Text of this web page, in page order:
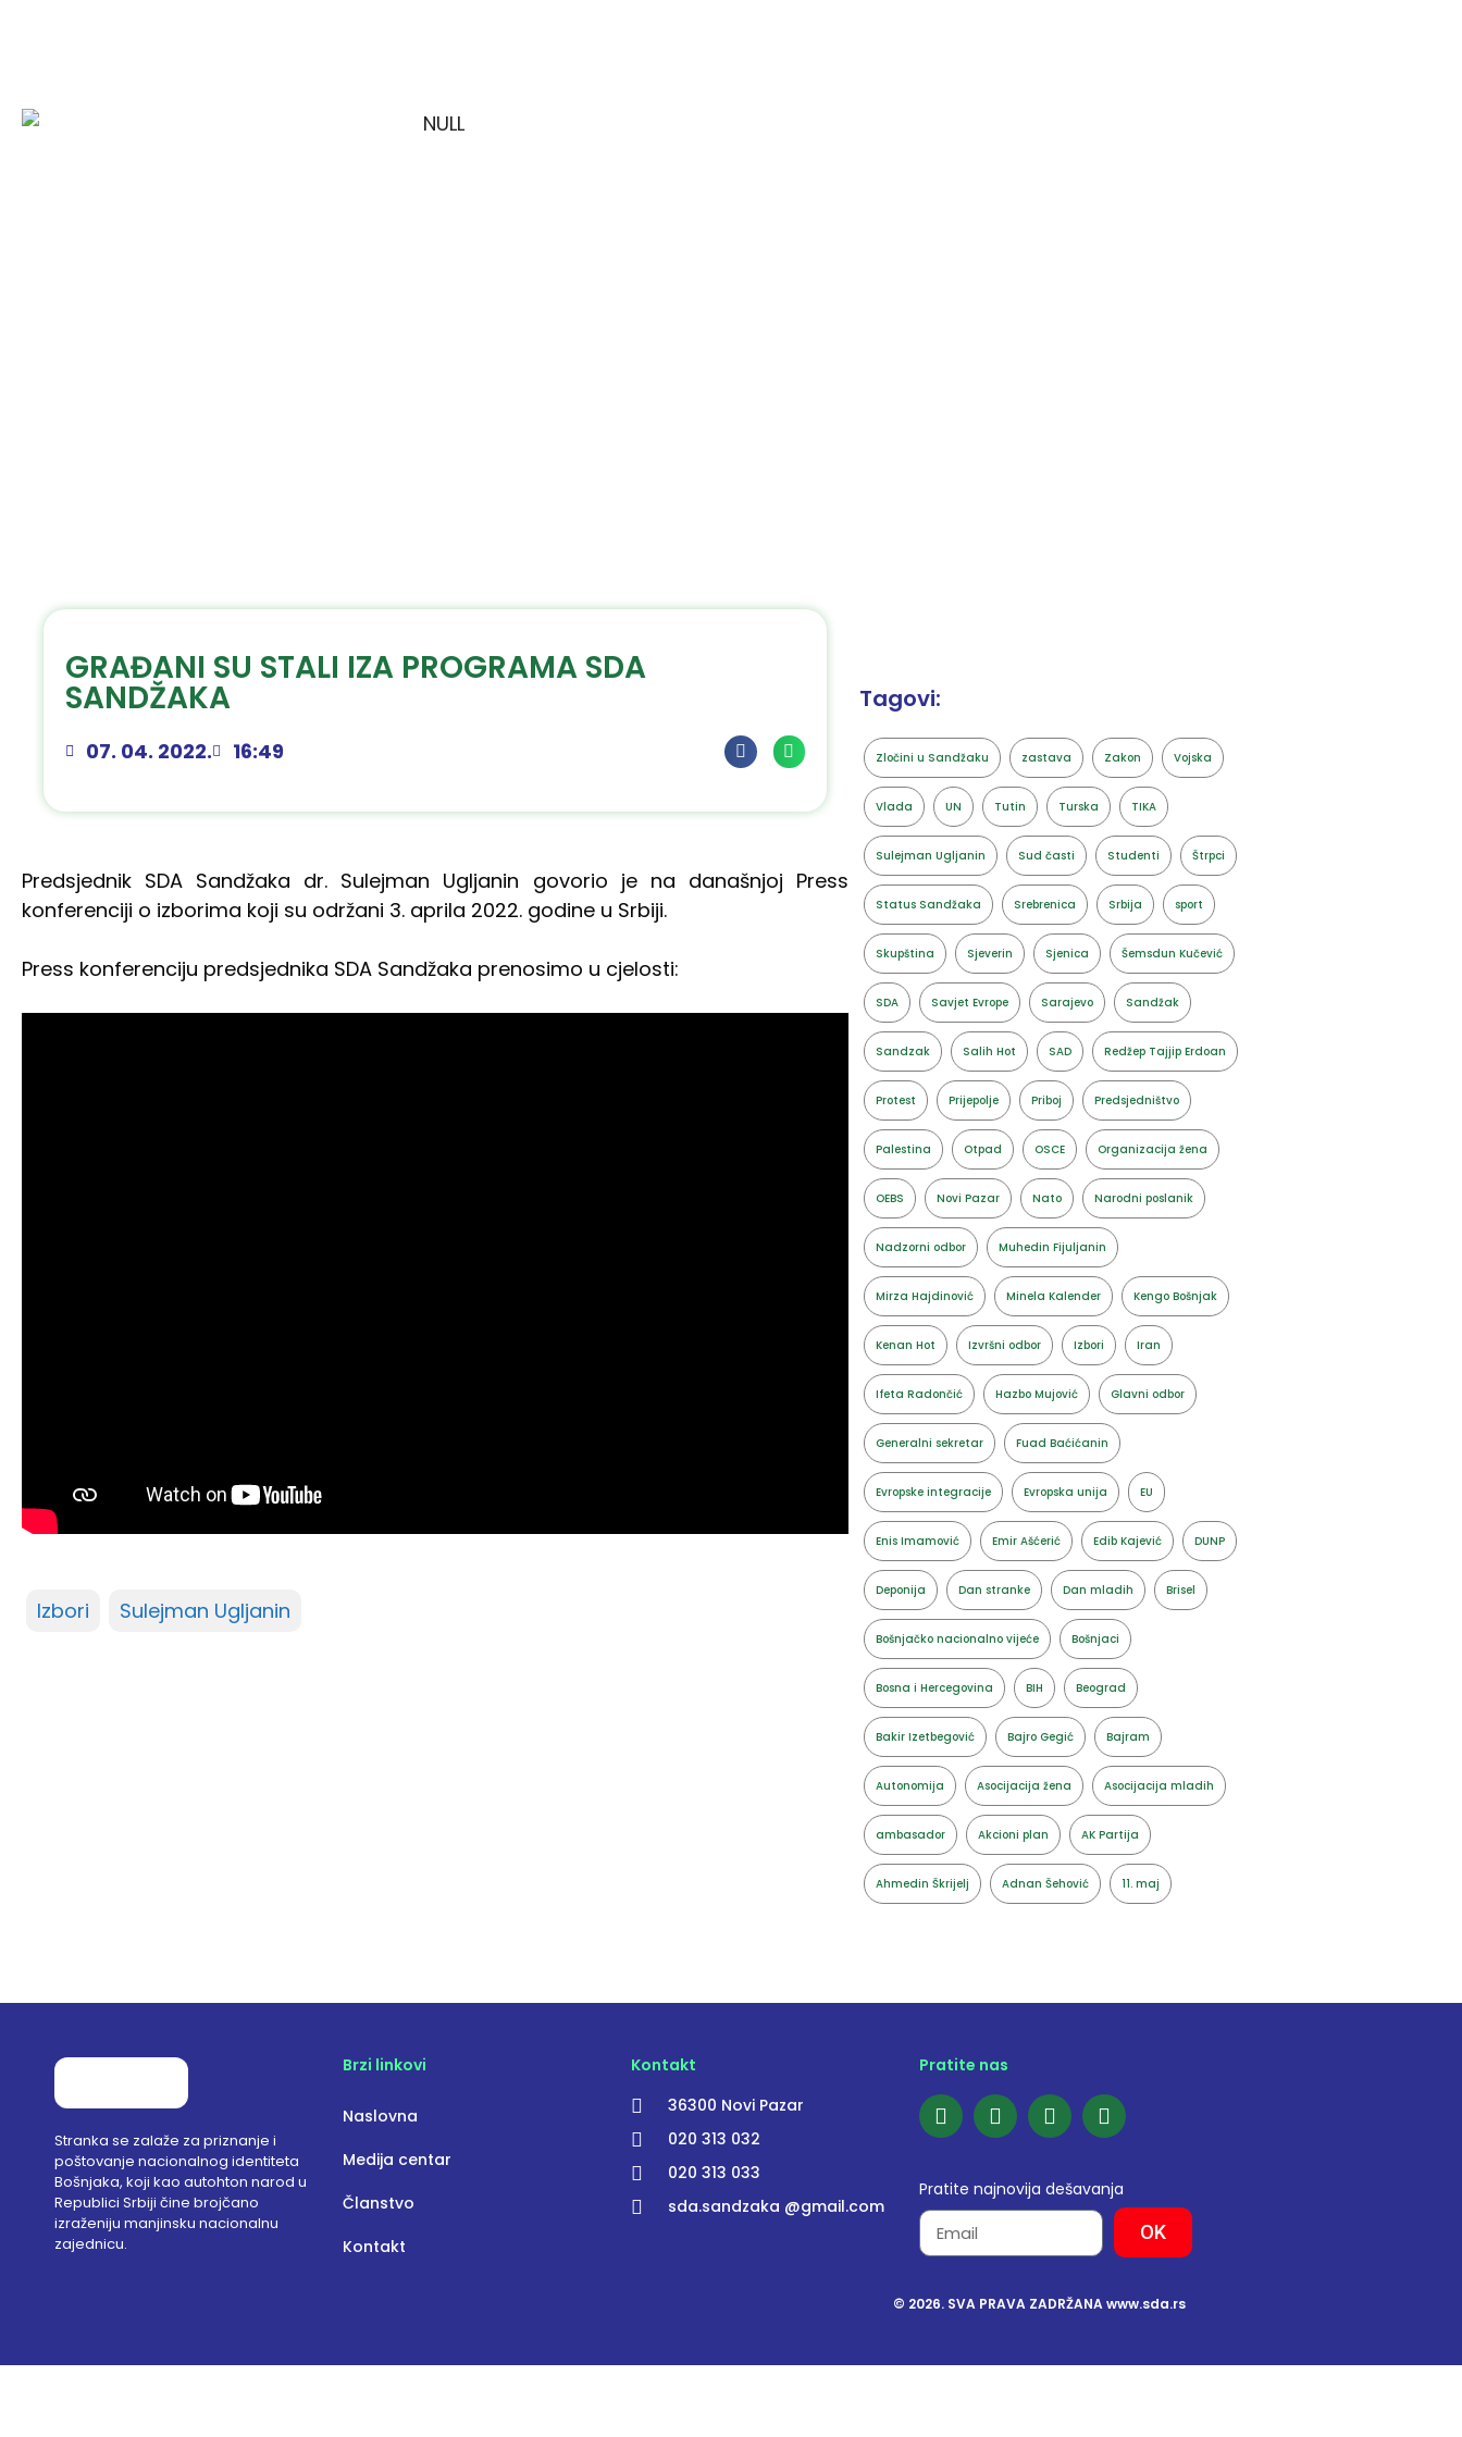
GRAĐANI SU STALI IZA PROGRAMA SDA
SANDŽAKA
07. 04. 2022. 16:49
Predsjednik SDA Sandžaka dr. Sulejman Ugljanin govorio je na današnjoj Press
konferenciji o izborima koji su održani 3. aprila 2022. godine u Srbiji.
Press konferenciju predsjednika SDA Sandžaka prenosimo u cjelosti:
Izbori Sulejman Ugljanin
Tagovi:
Zločini u Sandžaku zastava Zakon Vojska
Vlada UN Tutin Turska TIKA
Sulejman Ugljanin Sud časti Studenti Štrpci
Status Sandžaka Srebrenica Srbija sport
Skupština Sjeverin Sjenica Šemsdun Kučević
SDA Savjet Evrope Sarajevo Sandžak
Sandzak Salih Hot SAD Redžep Tajjip Erdoan
Protest Prijepolje Priboj Predsjedništvo
Palestina Otpad OSCE Organizacija žena
OEBS Novi Pazar Nato Narodni poslanik
Nadzorni odbor Muhedin Fijuljanin
Mirza Hajdinović Minela Kalender Kengo Bošnjak
Kenan Hot Izvršni odbor Izbori Iran
Ifeta Radončić Hazbo Mujović Glavni odbor
Generalni sekretar Fuad Baćićanin
Evropske integracije Evropska unija EU
Enis Imamović Emir Ašćerić Edib Kajević DUNP
Deponija Dan stranke Dan mladih Brisel
Bošnjačko nacionalno vijeće Bošnjaci
Bosna i Hercegovina BIH Beograd
Bakir Izetbegović Bajro Gegić Bajram
Autonomija Asocijacija žena Asocijacija mladih
ambasador Akcioni plan AK Partija
Ahmedin Škrijelj Adnan Šehović 11. maj
Stranka se zalaže za priznanje i
poštovanje nacionalnog identiteta
Bošnjaka, koji kao autohton narod u
Republici Srbiji čine brojčano
izraženiju manjinsku nacionalnu
zajednicu.
Brzi linkovi
Naslovna
Medija centar
Članstvo
Kontakt
Kontakt
36300 Novi Pazar
020 313 032
020 313 033
sda.sandzaka @gmail.com
Pratite nas
Pratite najnovija dešavanja
OK
© 2026. SVA PRAVA ZADRŽANA www.sda.rs